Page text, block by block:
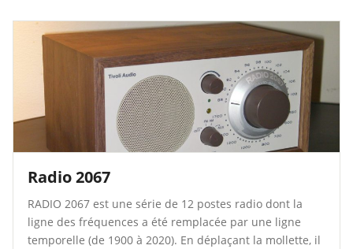
Radio 2067
RADIO 2067 est une série de 12 postes radio dont la
ligne des fréquences a été remplacée par une ligne
temporelle (de 1900 à 2020). En déplaçant la mollette, il